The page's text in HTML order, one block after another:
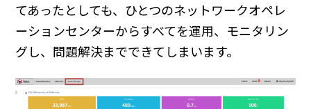
てあったとしても、ひとつのネットワークオペレ
ーションセンターからすべてを運用、モニタリン
グし、問題解決までできてしまいます。